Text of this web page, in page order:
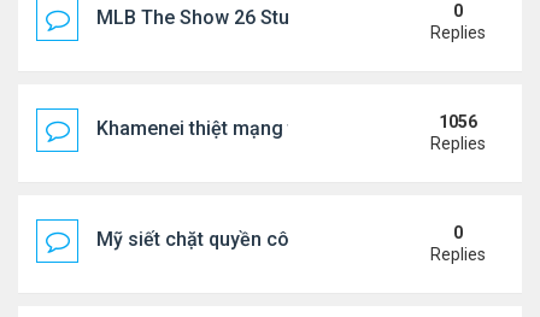
MLB The Show 26 Stubs Tips for Efficient
0
Replies
Khamenei thiệt mạng trong cuộc tấn công phối
1056
Replies
Mỹ siết chặt quyền công dân theo nơi sinh, mở
0
Replies